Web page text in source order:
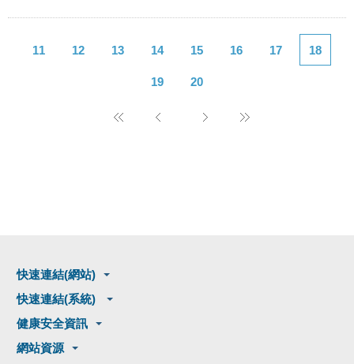
11 12 13 14 15 16 17 18
19 20
快速連結(網站)
快速連結(系統)
健康安全資訊
網站資源